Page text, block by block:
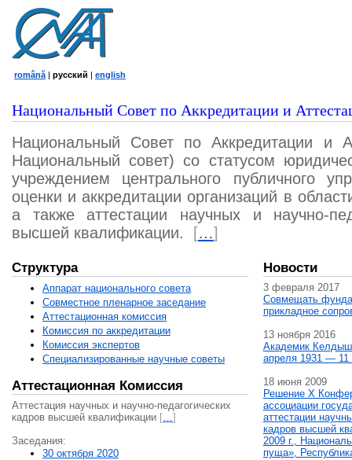
română | русский | english
Национальный Совет по Аккредитации и
Национальный Совет по Аккредитации и
Национальный совет) со статусом
учреждением центрального публичного
оценки и аккредитации организаций в
а также аттестации научных и научно-
высшей квалификации.
[…]
Структура
Аппарат национального совета
Совместное пленарное заседание
Аттестационная комисcия
Комиссия по аккредитации
Комиссия экспертов
Специализированные научные советы
Аттестационная Комиссия
Аттестация научных и научно-педагогических
кадров высшей квалификации […]
Заседания:
30 октября 2020
Новости
3 февраля 2017
Совмещать
прикладное
13 ноября 2016
Академик
апреля 1931 — 11
18 июня 2009
Решение X
ассоциации
аттестации
кадров высшей
2009 г.,
пуща»,